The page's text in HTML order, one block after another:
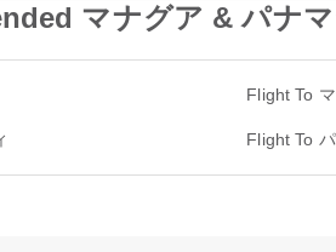
マナグア & パナ
Flight To
Flight To